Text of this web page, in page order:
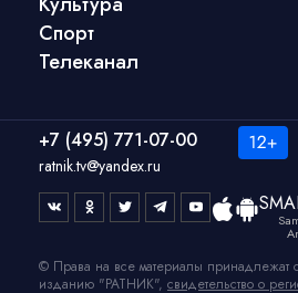
Спорт
Телеканал
+7 (495) 771-07-00
ratnik.tv@yandex.ru
© Права на все материалы принадлежат
изданию "РАТНИК", свидетельство о